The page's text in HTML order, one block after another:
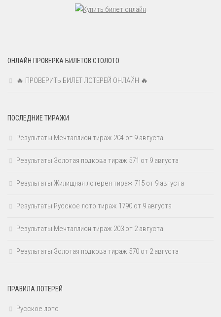
ОНЛАЙН ПРОВЕРКА БИЛЕТОВ СТОЛОТО
🔥 ПРОВЕРИТЬ БИЛЕТ ЛОТЕРЕЙ ОНЛАЙН 🔥
ПОСЛЕДНИЕ ТИРАЖИ
Результаты Мечталлион тираж 204 от 9 августа
Результаты Золотая подкова тираж 571 от 9 августа
Результаты Жилищная лотерея тираж 715 от 9 августа
Результаты Русское лото тираж 1790 от 9 августа
Результаты Мечталлион тираж 203 от 2 августа
Результаты Золотая подкова тираж 570 от 2 августа
ПРАВИЛА ЛОТЕРЕЙ
Русское лото